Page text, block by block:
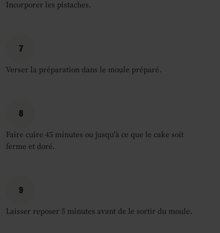
Incorporer les pistaches.
7
Verser la préparation dans le moule préparé.
8
Faire cuire 45 minutes ou jusqu'à ce que le cake soit
ferme et doré.
9
Laisser reposer 5 minutes avant de le sortir du moule.